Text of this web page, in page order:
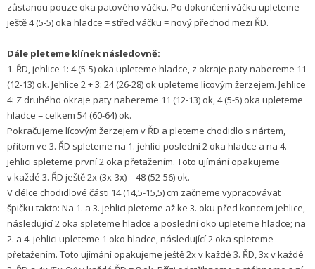
zůstanou pouze oka patového váčku. Po dokončení váčku upleteme
ještě 4 (5-5) oka hladce = střed váčku = nový přechod mezi ŘD.
Dále pleteme klínek následovně:
1. ŘD, jehlice 1: 4 (5-5) oka upleteme hladce, z okraje paty nabereme 11
(12-13) ok. Jehlice 2 + 3: 24 (26-28) ok upleteme lícovým žerzejem. Jehlice
4: Z druhého okraje paty nabereme 11 (12-13) ok, 4 (5-5) oka upleteme
hladce = celkem 54 (60-64) ok.
Pokračujeme lícovým žerzejem v ŘD a pleteme chodidlo s nártem,
přitom ve 3. ŘD spleteme na 1. jehlici poslední 2 oka hladce a na 4.
jehlici spleteme první 2 oka přetažením. Toto ujímání opakujeme
v každé 3. ŘD ještě 2x (3x-3x) = 48 (52-56) ok.
V délce chodidlové části 14 (14,5-15,5) cm začneme vypracovávat
špičku takto: Na 1. a 3. jehlici pleteme až ke 3. oku před koncem jehlice,
následující 2 oka spleteme hladce a poslední oko upleteme hladce; na
2. a 4. jehlici upleteme 1 oko hladce, následující 2 oka spleteme
přetažením. Toto ujímání opakujeme ještě 2x v každé 3. ŘD, 3x v každé